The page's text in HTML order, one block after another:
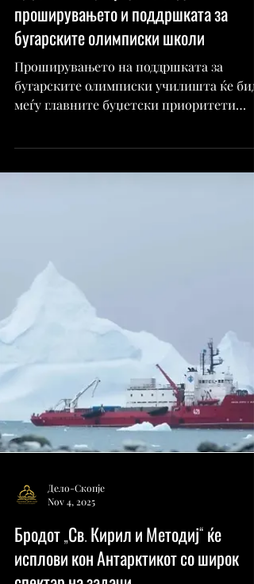
Еден од основните приоритети во
буџетот на Бугарија ќе биде
проширувањето и поддршката за
бугарските олимписки школи
Проширувањето на поддршката за
меѓу главните буџетски приоритети
следната година. Ова го изјави
национални научни тимови. Оваа
година започна Националната програма
„Иднина за талентите“, чија цел е да се
подготви нова генерација наставници за
обука на нашите идни олимпијци. Целта
е да се создаде мр
Дело-Скопје
Nov 4, 2025